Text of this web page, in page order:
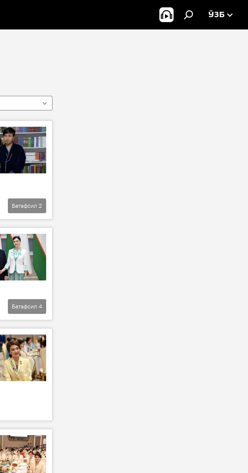
ЎЗБ
Батафсил 2
Батафсил 4